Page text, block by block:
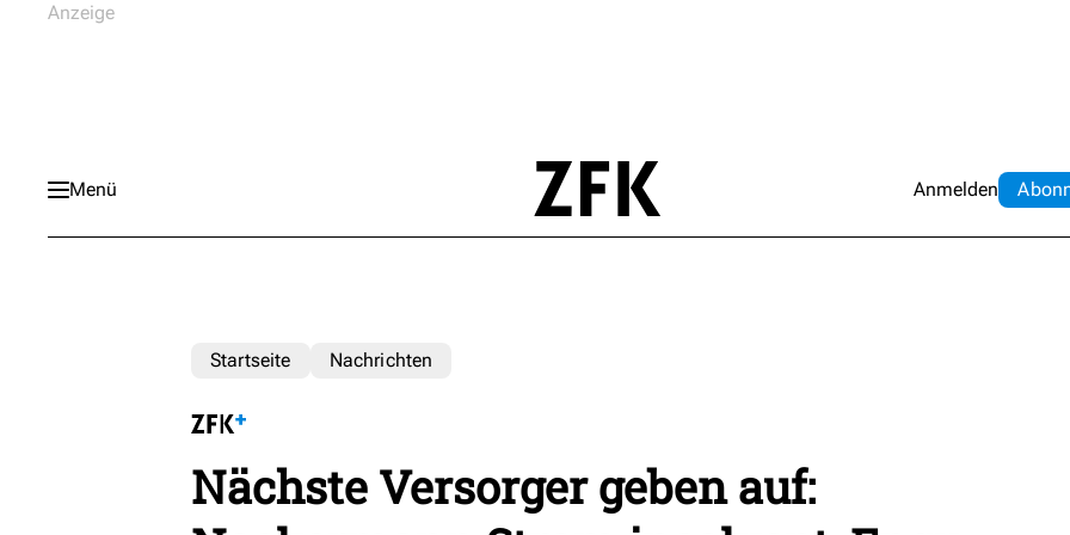
Menü Anmelden Abo
Startseite Nachrichten
Nächste Versorger geben auf: